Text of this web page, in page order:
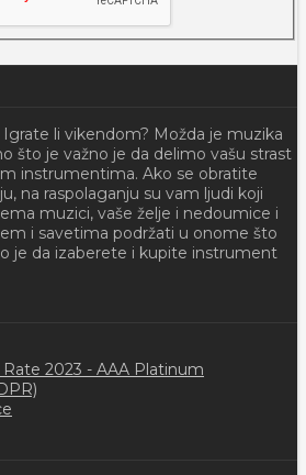
li vikendom? Možda je muzika
što je važno je da delimo vašu strast
instrumentima. Ako se obratite
na raspolaganju su vam ljudi koji
muzici, vaše želje i nedoumice i
i savetima podržati u onome što
je da izaberete i kupite instrument
2023 - AAA Platinum